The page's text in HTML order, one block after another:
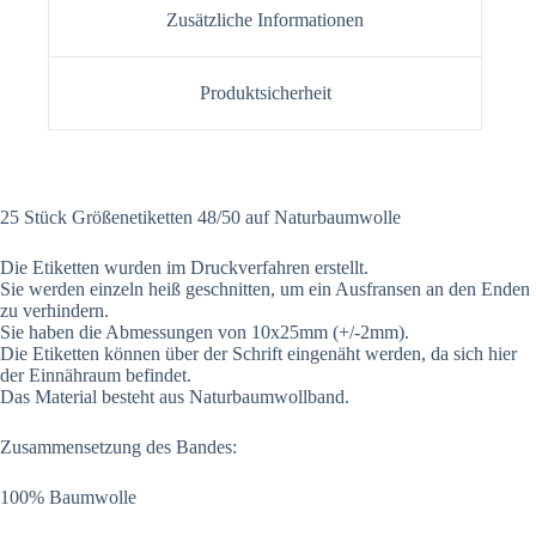
Zusätzliche Informationen
Produktsicherheit
25 Stück Größenetiketten 48/50 auf Naturbaumwolle
Die Etiketten wurden im Druckverfahren erstellt.
Sie werden einzeln heiß geschnitten, um ein Ausfransen an den Enden
zu verhindern.
Sie haben die Abmessungen von 10x25mm (+/-2mm).
Die Etiketten können über der Schrift eingenäht werden, da sich hier
der Einnähraum befindet.
Das Material besteht aus Naturbaumwollband.
Zusammensetzung des Bandes:
100% Baumwolle